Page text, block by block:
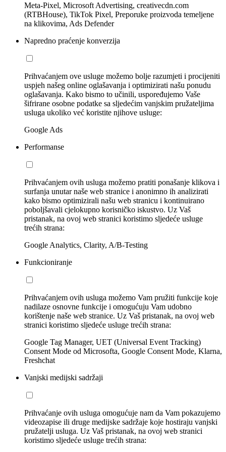
Meta-Pixel, Microsoft Advertising, creativecdn.com
(RTBHouse), TikTok Pixel, Preporuke proizvoda temeljene
na klikovima, Ads Defender
Napredno praćenje konverzija
Prihvaćanjem ove usluge možemo bolje razumjeti i procijeniti
uspjeh našeg online oglašavanja i optimizirati našu ponudu
oglašavanja. Kako bismo to učinili, uspoređujemo Vaše
šifrirane osobne podatke sa sljedećim vanjskim pružateljima
usluga ukoliko već koristite njihove usluge:
Google Ads
Performanse
Prihvaćanjem ovih usluga možemo pratiti ponašanje klikova i
surfanja unutar naše web stranice i anonimno ih analizirati
kako bismo optimizirali našu web stranicu i kontinuirano
poboljšavali cjelokupno korisničko iskustvo. Uz Vaš
pristanak, na ovoj web stranici koristimo sljedeće usluge
trećih strana:
Google Analytics, Clarity, A/B-Testing
Funkcioniranje
Prihvaćanjem ovih usluga možemo Vam pružiti funkcije koje
nadilaze osnovne funkcije i omogućuju Vam udobno
korištenje naše web stranice. Uz Vaš pristanak, na ovoj web
stranici koristimo sljedeće usluge trećih strana:
Google Tag Manager, UET (Universal Event Tracking)
Consent Mode od Microsofta, Google Consent Mode, Klarna,
Freshchat
Vanjski medijski sadržaji
Prihvaćanje ovih usluga omogućuje nam da Vam pokazujemo
videozapise ili druge medijske sadržaje koje hostiraju vanjski
pružatelji usluga. Uz Vaš pristanak, na ovoj web stranici
koristimo sljedeće usluge trećih strana: